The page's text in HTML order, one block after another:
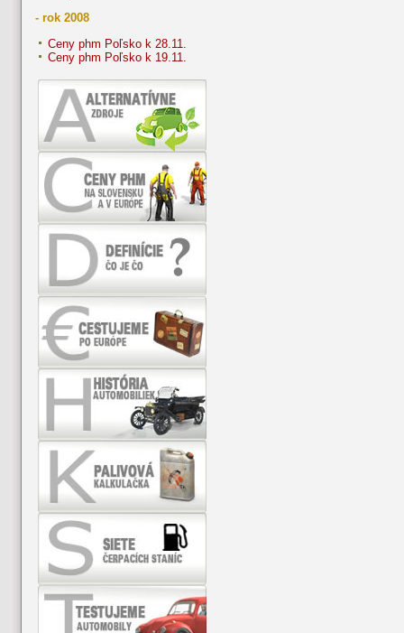
- rok 2008
Ceny phm Poľsko k 28.11.
Ceny phm Poľsko k 19.11.